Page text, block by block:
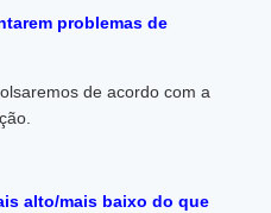
problemas de
de acordo com a
alto/mais baixo do que